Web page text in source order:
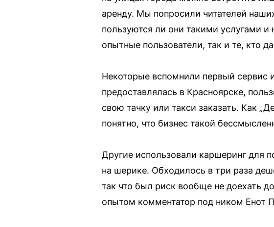
аренду. Мы попросили читателей
пользуются ли они такими услугами
опытные пользователи, так и те, кто
Некоторые вспомнили первый сервис
предоставлялась в Красноярске,
свою тачку или такси заказать. Как
понятно, что бизнес такой
Другие использовали каршеринг для
на шерике. Обходилось в три раза
так что был риск вообще не доехать
опытом комментатор под ником Енот